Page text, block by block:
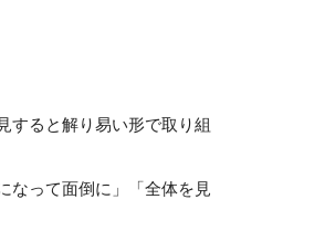
すると解り易い形で取り組
なって面倒に」「全体を見